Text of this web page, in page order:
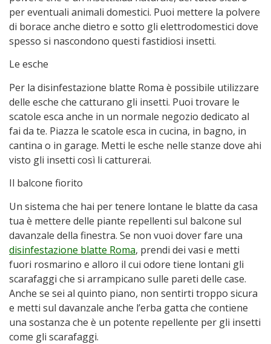
per eventuali animali domestici. Puoi mettere la polvere
di borace anche dietro e sotto gli elettrodomestici dove
spesso si nascondono questi fastidiosi insetti.
Le esche
Per la disinfestazione blatte Roma è possibile utilizzare
delle esche che catturano gli insetti. Puoi trovare le
scatole esca anche in un normale negozio dedicato al
fai da te. Piazza le scatole esca in cucina, in bagno, in
cantina o in garage. Metti le esche nelle stanze dove ahi
visto gli insetti così li catturerai.
Il balcone fiorito
Un sistema che hai per tenere lontane le blatte da casa
tua è mettere delle piante repellenti sul balcone sul
davanzale della finestra. Se non vuoi dover fare una
disinfestazione blatte Roma, prendi dei vasi e metti
fuori rosmarino e alloro il cui odore tiene lontani gli
scarafaggi che si arrampicano sulle pareti delle case.
Anche se sei al quinto piano, non sentirti troppo sicura
e metti sul davanzale anche l’erba gatta che contiene
una sostanza che è un potente repellente per gli insetti
come gli scarafaggi.